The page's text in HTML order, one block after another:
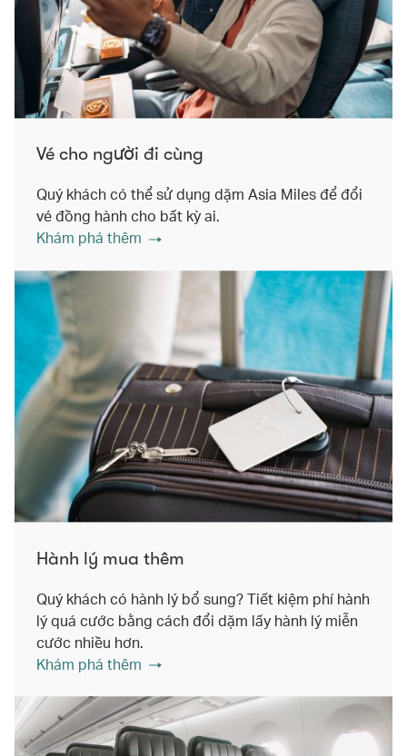
Vé cho người đi cùng
Quý khách có thể sử dụng dặm Asia Miles để đổi
vé đồng hành cho bất kỳ ai.
Khám phá thêm
Hành lý mua thêm
Quý khách có hành lý bổ sung? Tiết kiệm phí hành
lý quá cước bằng cách đổi dặm lấy hành lý miễn
cước nhiều hơn.
Khám phá thêm